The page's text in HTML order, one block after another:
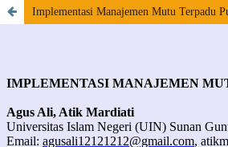
Implementasi Manajemen Mutu Terpadu